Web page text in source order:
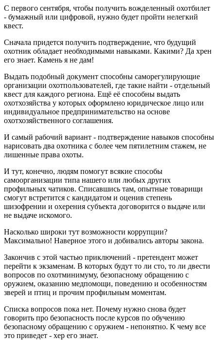
С первого сентября, чтобы получить вожделенный охотбилет
- бумажный или цифровой, нужно будет пройти нелегкий
квест.
Сначала придется получить подтверждение, что будущий
охотник обладает необходимыми навыками. Какими? Да хрен
его знает. Камень я не дам!
Выдать подобный документ способны саморегулирующие
организации охотпользователей, где такие найти - отдельный
квест для каждого региона. Ещё её способны выдать
охотхозяйства у которых оформлено юридическое лицо или
индивидуальное предпринимательство на основе
охотхозяйственного соглашения.
И самый рабочий вариант - подтверждение навыков способны
нарисовать два охотника с более чем пятилетним стажем, не
лишенные права охоты.
И тут, конечно, людям помогут всякие способы
самоорганизации типа нашего или любых других
профильных чатиков. Списавшись там, опытные товарищи
смогут встретится с кандидатом и оценив степень
шизофрении и охерения субъекта договорится о выдаче или
не выдаче искомого.
Насколько широки тут возможности коррупции?
Максимально! Наверное этого и добивались авторы закона.
Закончив с этой частью приключений - претендент может
перейти к экзаменам. В которых будут то ли сто, то ли двести
вопросов по охотминимуму, безопасному обращению с
оружием, оказанию медпомощи, поведению и особенностям
зверей и птиц и прочим профильным моментам.
Списка вопросов пока нет. Почему нужно снова будет
говорить про безопасность после курсов по обучению
безопасному обращению с оружием - непонятно. К чему все
это приведет - хер его знает.